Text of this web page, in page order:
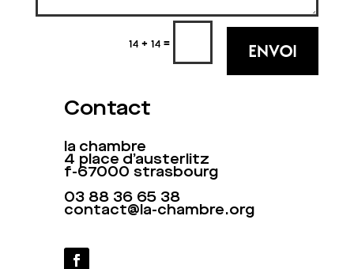
14 + 14 = ENVOI
Contact
la chambre
4 place d’austerlitz
f-67000 strasbourg
03 88 36 65 38
contact@la-chambre.org